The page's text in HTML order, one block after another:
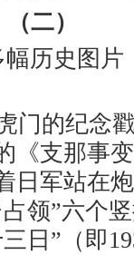
（二）
历史图片
门的纪念
《支那事
日军站在
领”六个
日”（即